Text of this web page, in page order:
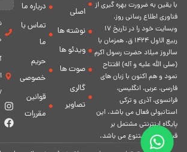
با يقين به ضرورت بهره گیرى از
فناورى اطلاع رسانى روز،
وبسایت خود را در تاريخ 17
ربيع الاول 1424 ق. همزمان با
سالروز ميلاد حضرت رسول اكرم
(صلی الله علیه و آله) افتتاح
نمود و هم اكنون با زبان های
فارسی، عربى، انگلیسی،
فرانسوی، آذری و ترکی
استانبولی فعال مى باشد. اين
پايگاه اينترنتى مشتمل بر
قسمت هاى متنوع مى باشد.
اصلی
نوشته ها
ویدئو ها
صوت ها
گالری
تصاویر
درباره ما
تماس با
ما
حریم
خصوصی
قوانین
مقررات